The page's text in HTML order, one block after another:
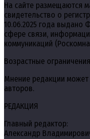
На сайте размещаются
свидетельство о
10.06.2025 года выдано
сфере связи,
коммуникаций
Возрастные
Мнение редакции может
авторов.
РЕДАКЦИЯ
Главный редактор:
Александр